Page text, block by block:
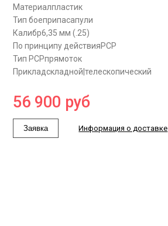
Материалпластик
Тип боеприпасапули
Калибр6,35 мм (.25)
По принципу действияPCP
Тип PCPпрямоток
Прикладскладной|телескопический
56 900 руб
Заявка Информация о доставке